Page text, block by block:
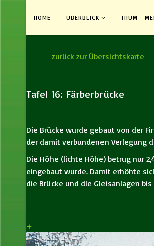
HOME ÜBERBLICK THUM -
zurück zur Übersichtskarte
Tafel 16: Färberbrücke
Die Brücke wurde gebaut von der
der damit verbundenen Verlegung
Die Höhe (lichte Höhe) betrug nur
eingebaut wurde. Damit erhöhte
die Brücke und die Gleisanlagen
+